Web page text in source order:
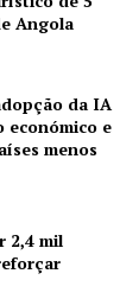
Angola
da IA
económico e
menos
2,4 mil